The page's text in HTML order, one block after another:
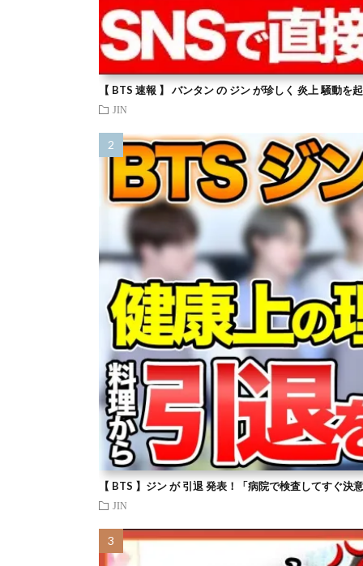
【 BTS 速報 】 バンタン の ジン が珍しく 炎上 騒動を
JIN
【 BTS 】ジン が 引退 発表！「病院で検査してすぐ
JIN